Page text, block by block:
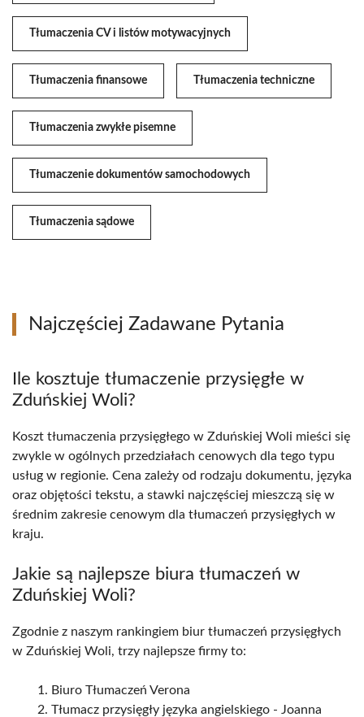
Tłumaczenia CV i listów motywacyjnych
Tłumaczenia finansowe Tłumaczenia techniczne
Tłumaczenia zwykłe pisemne
Tłumaczenie dokumentów samochodowych
Tłumaczenia sądowe
Najczęściej Zadawane Pytania
Ile kosztuje tłumaczenie przysięgłe w
Zduńskiej Woli?
Koszt tłumaczenia przysięgłego w Zduńskiej Woli mieści się
zwykle w ogólnych przedziałach cenowych dla tego typu
usług w regionie. Cena zależy od rodzaju dokumentu, języka
oraz objętości tekstu, a stawki najczęściej mieszczą się w
średnim zakresie cenowym dla tłumaczeń przysięgłych w
kraju.
Jakie są najlepsze biura tłumaczeń w
Zduńskiej Woli?
Zgodnie z naszym rankingiem biur tłumaczeń przysięgłych
w Zduńskiej Woli, trzy najlepsze firmy to:
Biuro Tłumaczeń Verona
Tłumacz przysięgły języka angielskiego - Joanna